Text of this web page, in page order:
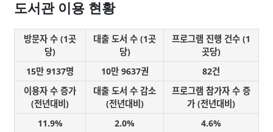
도서관 이용 현황
방문자 수 (1곳
당)
대출 도서 수 (1곳
당)
프로그램 진행 건수 (1
곳당)
15만 9137명
10만 9637권
82건
이용자 수 증가
(전년대비)
대출 도서 수 감소
(전년대비)
프로그램 참가자 수 증
가 (전년대비)
11.9%
2.0% 4.6%